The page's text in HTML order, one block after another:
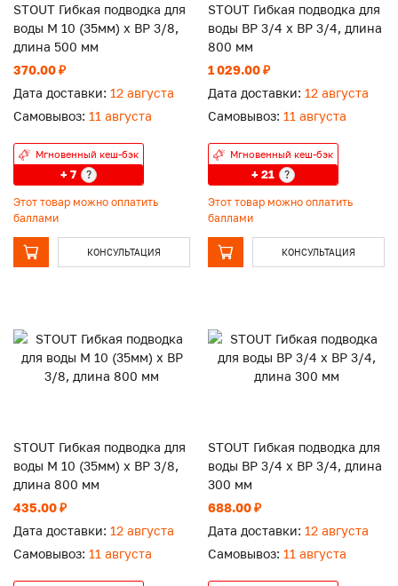
STOUT Гибкая подводка для
воды M 10 (35мм) х ВР 3/8,
длина 500 мм
370.00 ₽
Дата доставки: 12 августа
Самовывоз: 11 августа
Мгновенный кеш-бэк
+ 7 ?
Этот товар можно оплатить
баллами
КОНСУЛЬТАЦИЯ
STOUT Гибкая подводка для
воды ВР 3/4 х ВР 3/4, длина
800 мм
1 029.00 ₽
Дата доставки: 12 августа
Самовывоз: 11 августа
Мгновенный кеш-бэк
+ 21 ?
Этот товар можно оплатить
баллами
КОНСУЛЬТАЦИЯ
STOUT Гибкая подводка для
воды M 10 (35мм) х ВР 3/8,
длина 800 мм
435.00 ₽
Дата доставки: 12 августа
Самовывоз: 11 августа
STOUT Гибкая подводка для
воды ВР 3/4 х ВР 3/4, длина
300 мм
688.00 ₽
Дата доставки: 12 августа
Самовывоз: 11 августа